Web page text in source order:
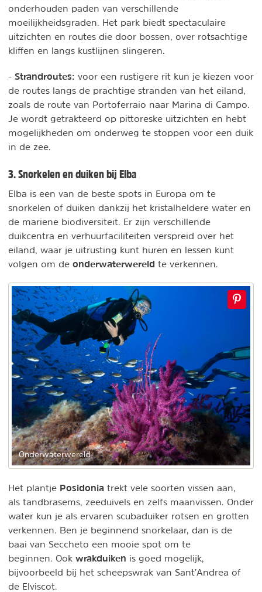
onderhouden paden van verschillende
moeilijkheidsgraden. Het park biedt spectaculaire
uitzichten en routes die door bossen, over rotsachtige
kliffen en langs kustlijnen slingeren.
- Strandroutes: voor een rustigere rit kun je kiezen voor
de routes langs de prachtige stranden van het eiland,
zoals de route van Portoferraio naar Marina di Campo.
Je wordt getrakteerd op pittoreske uitzichten en hebt
mogelijkheden om onderweg te stoppen voor een duik
in de zee.
3. Snorkelen en duiken bij Elba
Elba is een van de beste spots in Europa om te
snorkelen of duiken dankzij het kristalheldere water en
de mariene biodiversiteit. Er zijn verschillende
duikcentra en verhuurfaciliteiten verspreid over het
eiland, waar je uitrusting kunt huren en lessen kunt
volgen om de onderwaterwereld te verkennen.
Onderwaterwereld
Het plantje Posidonia trekt vele soorten vissen aan,
als tandbrasems, zeeduivels en zelfs maanvissen. Onder
water kun je als ervaren scubaduiker rotsen en grotten
verkennen. Ben je beginnend snorkelaar, dan is de
baai van Seccheto een mooie spot om te
beginnen. Ook wrakduiken is goed mogelijk,
bijvoorbeeld bij het scheepswrak van Sant’Andrea of
de Elviscot.